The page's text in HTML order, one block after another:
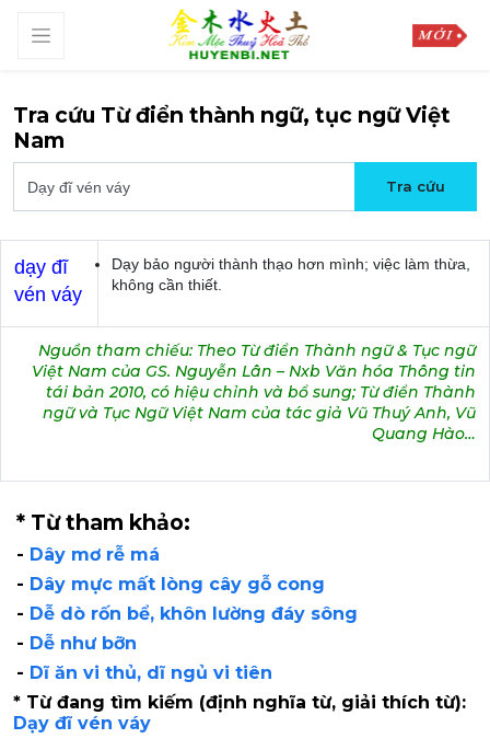
Tra cứu Từ điển thành ngữ, tục ngữ Việt
Nam
dạy đĩ
vén váy
Dạy bảo người thành thạo hơn mình; việc làm thừa,
không cần thiết.
Nguồn tham chiếu: Theo Từ điển Thành ngữ & Tục ngữ
Việt Nam của GS. Nguyễn Lân – Nxb Văn hóa Thông tin
tái bản 2010, có hiệu chỉnh và bổ sung; Từ điển Thành
ngữ và Tục Ngữ Việt Nam của tác giả Vũ Thuý Anh, Vũ
Quang Hào…
* Từ tham khảo:
- Dây mơ rễ má
- Dây mực mất lòng cây gỗ cong
- Dễ dò rốn bể, khôn lường đáy sông
- Dễ như bỡn
- Dĩ ăn vi thủ, dĩ ngủ vi tiên
* Từ đang tìm kiếm (định nghĩa từ, giải thích từ):
Dạy đĩ vén váy